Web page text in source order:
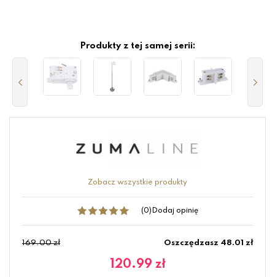
Produkty z tej samej serii:
Zobacz wszystkie produkty
(0) Dodaj opinię
169.00 zł Oszczędzasz 48.01 zł
120.99 zł